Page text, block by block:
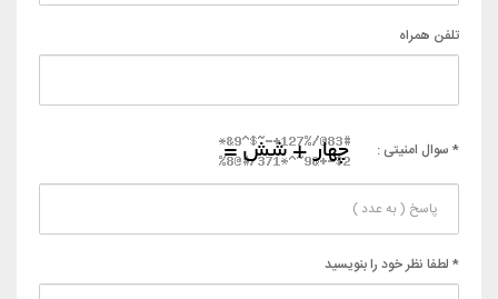
تلفن همراه
* سوال امنیتی :
* لطفا نظر خود را بنویسید